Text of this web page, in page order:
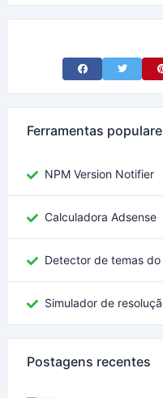
Share onShare
Ferramentas
NPM Version Notifier
Calculadora Adsense
Detector de temas do
Simulador de
Postagens recentes